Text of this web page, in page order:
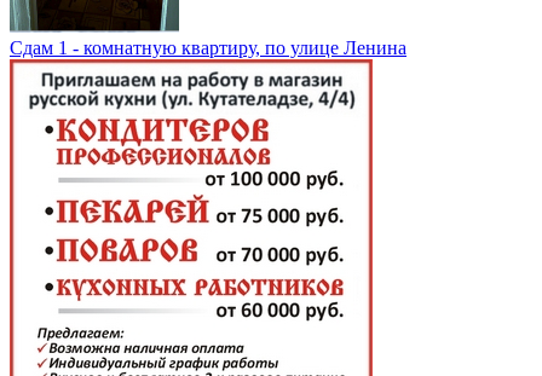
Сдам 1 - комнатную квартиру, по улице Ленина